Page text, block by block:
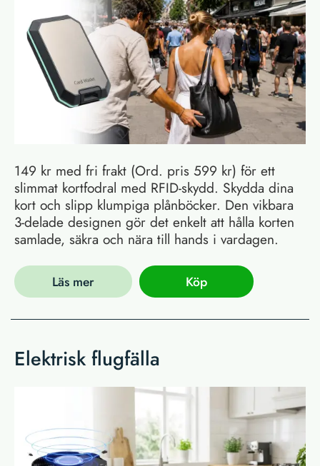
149 kr med fri frakt (Ord. pris 599 kr) för ett
slimmat kortfodral med RFID-skydd. Skydda dina
kort och slipp klumpiga plånböcker. Den vikbara
3-delade designen gör det enkelt att hålla korten
samlade, säkra och nära till hands i vardagen.
Läs mer Köp
Elektrisk flugfälla